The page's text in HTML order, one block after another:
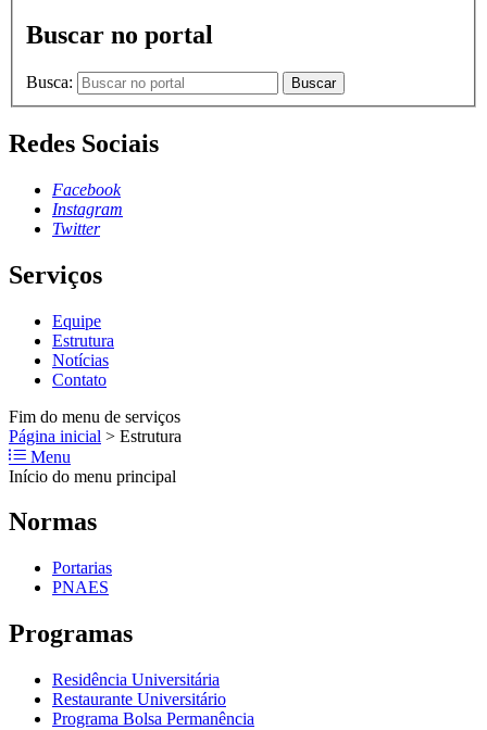
Buscar no portal
Busca: Buscar
Redes Sociais
Facebook
Instagram
Twitter
Serviços
Equipe
Estrutura
Notícias
Contato
Fim do menu de serviços
Página inicial > Estrutura
Menu
Início do menu principal
Normas
Portarias
PNAES
Programas
Residência Universitária
Restaurante Universitário
Programa Bolsa Permanência